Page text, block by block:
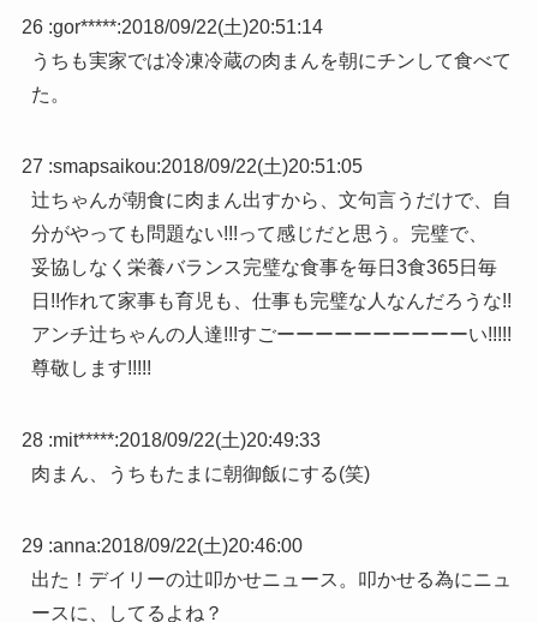
26 :gor*****:2018/09/22(土)20:51:14
うちも実家では冷凍冷蔵の肉まんを朝にチンして食べて
た。
27 :smapsaikou:2018/09/22(土)20:51:05
辻ちゃんが朝食に肉まん出すから、文句言うだけで、自
分がやっても問題ない!!!って感じだと思う。完璧で、
妥協しなく栄養バランス完璧な食事を毎日3食365日毎
日!!作れて家事も育児も、仕事も完璧な人なんだろうな!!
アンチ辻ちゃんの人達!!!すごーーーーーーーーーーい!!!!!
尊敬します!!!!!
28 :mit*****:2018/09/22(土)20:49:33
肉まん、うちもたまに朝御飯にする(笑)
29 :anna:2018/09/22(土)20:46:00
出た！デイリーの辻叩かせニュース。叩かせる為にニュ
ースに、してるよね？